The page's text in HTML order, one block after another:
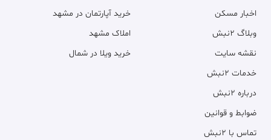
اخبار مسکن
وبلاگ ۲نبش
نقشه سایت
خدمات ۲نبش
درباره ۲نبش
ضوابط و قوانین
تماس با ۲نبش
خرید آپارتمان در مشهد
املاک مشهد
خرید ویلا در شمال